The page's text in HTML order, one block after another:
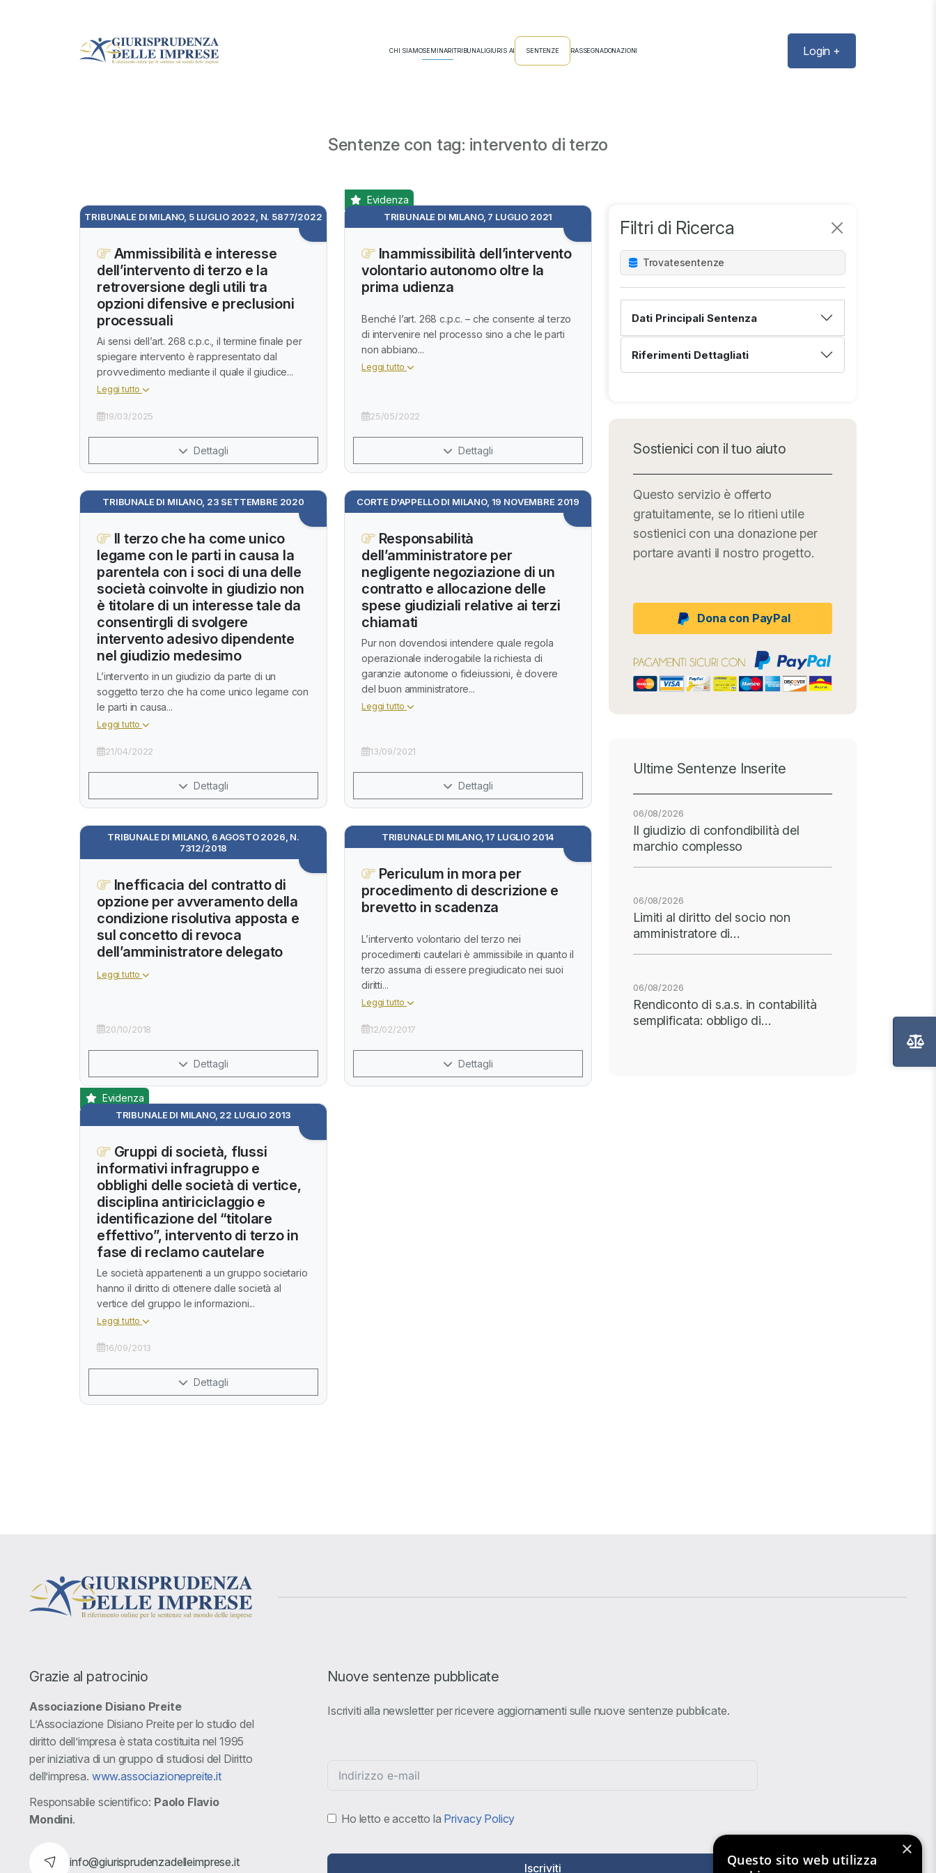
CHI SIAMOSEMINARITRIBUNALIGIURIS AI SENTENZE RASSEGNADONAZIONI Login +
Sentenze con tag: intervento di terzo
Filtri di Ricerca
Trovatesentenze
Dati Principali Sentenza
Riferimenti Dettagliati
Sostienici con il tuo aiuto
Questo servizio è offerto
gratuitamente, se lo ritieni utile
sostienici con una donazione per
portare avanti il nostro progetto.
Dona con PayPal
Ultime Sentenze Inserite
06/08/2026
Il giudizio di confondibilità del
marchio complesso
06/08/2026
Limiti al diritto del socio non
amministratore di…
06/08/2026
Rendiconto di s.a.s. in contabilità
semplificata: obbligo di…
TRIBUNALE DI MILANO, 5 LUGLIO 2022, N. 5877/2022
Ammissibilità e interesse
dell’intervento di terzo e la
retroversione degli utili tra
opzioni difensive e preclusioni
processuali
Ai sensi dell’art. 268 c.p.c., il termine finale per
spiegare intervento è rappresentato dal
provvedimento mediante il quale il giudice...
Leggi tutto
19/03/2025
Dettagli
TRIBUNALE DI MILANO, 7 LUGLIO 2021
Evidenza
Inammissibilità dell’intervento
volontario autonomo oltre la
prima udienza
Benché l’art. 268 c.p.c. – che consente al terzo
di intervenire nel processo sino a che le parti
non abbiano...
Leggi tutto
25/05/2022
Dettagli
TRIBUNALE DI MILANO, 23 SETTEMBRE 2020
Il terzo che ha come unico
legame con le parti in causa la
parentela con i soci di una delle
società coinvolte in giudizio non
è titolare di un interesse tale da
consentirgli di svolgere
intervento adesivo dipendente
nel giudizio medesimo
L’intervento in un giudizio da parte di un
soggetto terzo che ha come unico legame con
le parti in causa...
Leggi tutto
21/04/2022
Dettagli
CORTE D'APPELLO DI MILANO, 19 NOVEMBRE 2019
Responsabilità
dell’amministratore per
negligente negoziazione di un
contratto e allocazione delle
spese giudiziali relative ai terzi
chiamati
Pur non dovendosi intendere quale regola
operazionale inderogabile la richiesta di
garanzie autonome o fideiussioni, è dovere
del buon amministratore...
Leggi tutto
13/09/2021
Dettagli
TRIBUNALE DI MILANO, 6 AGOSTO 2026, N.
7312/2018
Inefficacia del contratto di
opzione per avveramento della
condizione risolutiva apposta e
sul concetto di revoca
dell’amministratore delegato
Leggi tutto
20/10/2018
Dettagli
TRIBUNALE DI MILANO, 17 LUGLIO 2014
Periculum in mora per
procedimento di descrizione e
brevetto in scadenza
L’intervento volontario del terzo nei
procedimenti cautelari è ammissibile in quanto il
terzo assuma di essere pregiudicato nei suoi
diritti...
Leggi tutto
12/02/2017
Dettagli
TRIBUNALE DI MILANO, 22 LUGLIO 2013
Evidenza
Gruppi di società, flussi
informativi infragruppo e
obblighi delle società di vertice,
disciplina antiriciclaggio e
identificazione del “titolare
effettivo”, intervento di terzo in
fase di reclamo cautelare
Le società appartenenti a un gruppo societario
hanno il diritto di ottenere dalle società al
vertice del gruppo le informazioni...
Leggi tutto
16/09/2013
Dettagli
Grazie al patrocinio
Associazione Disiano Preite
L’Associazione Disiano Preite per lo studio del
diritto dell’impresa è stata costituita nel 1995
per iniziativa di un gruppo di studiosi del Diritto
dell’impresa. www.associazionepreite.it
Responsabile scientifico: Paolo Flavio
Mondini.
info@giurisprudenzadelleimprese.it
Nuove sentenze pubblicate
Iscriviti alla newsletter per ricevere aggiornamenti sulle nuove sentenze pubblicate.
Ho letto e accetto la Privacy Policy
Iscriviti
×
Questo sito web utilizza